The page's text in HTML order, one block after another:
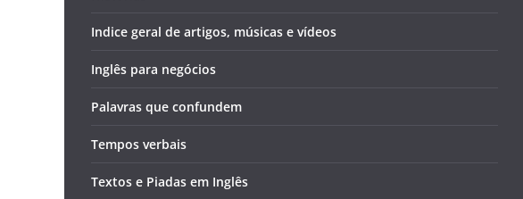
Indice geral de artigos, músicas e vídeos
Inglês para negócios
Palavras que confundem
Tempos verbais
Textos e Piadas em Inglês